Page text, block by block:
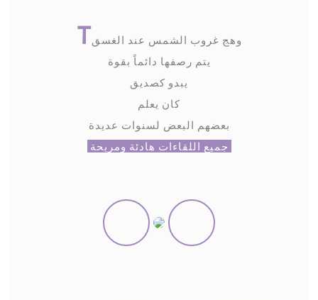
Tوهج غروب الشمس عند الغسق
يتم رصفها دائماً بقوة
يبدو كصديق
كان يعلم
بعضهم البعض لسنوات عديدة
جميع اللقاءات هادئة ومريحة